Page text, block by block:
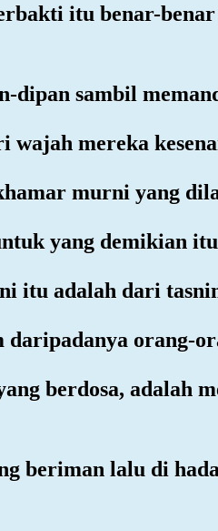
itu benar-
dipan sambil
wajah mereka
murni yang
yang demikian
itu adalah dari
orang-
berdosa, adalah
beriman lalu di